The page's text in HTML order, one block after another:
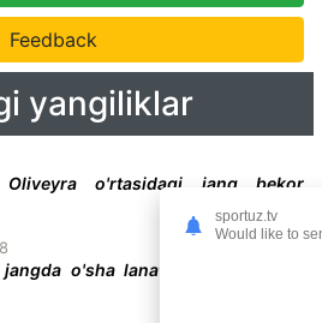
Feedback
yangiliklar
o'rtasidagi jang bekor
o'sha lanati kamarini tortib
sportuz.tv
Would like to